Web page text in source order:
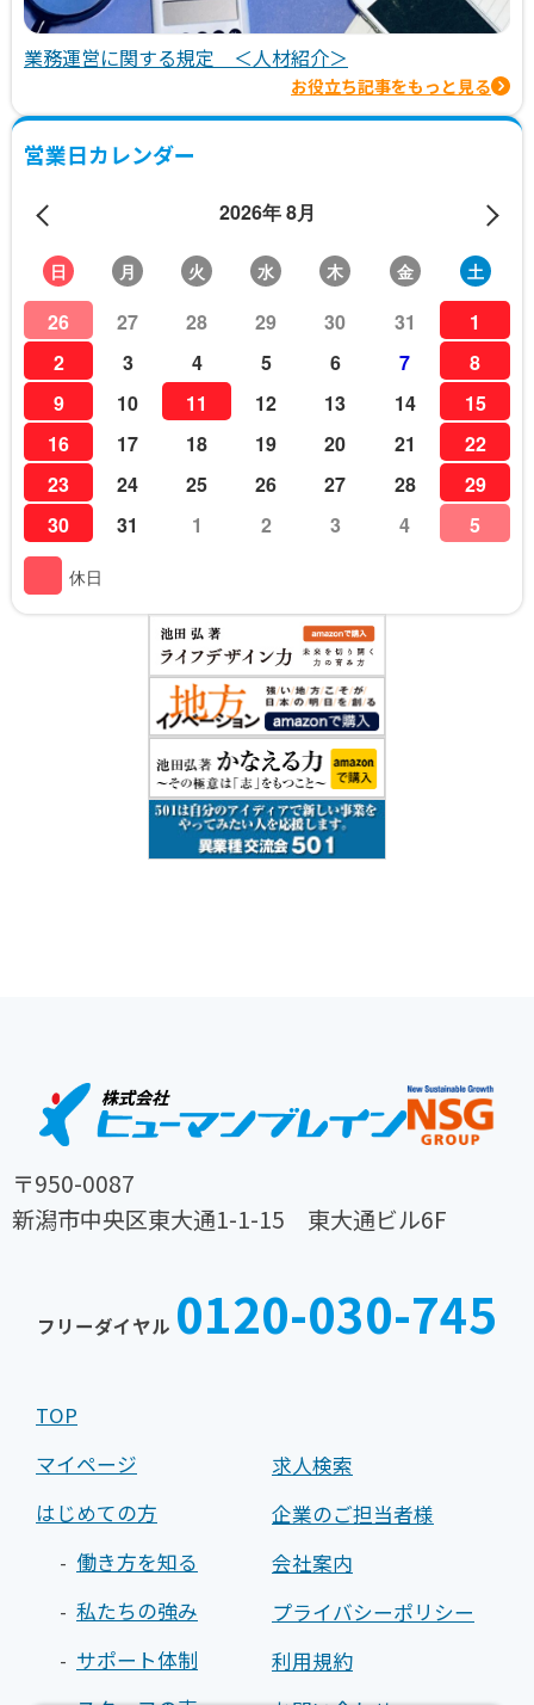
業務運営に関する規定 ＜人材紹介＞
お役立ち記事をもっと見る
営業日カレンダー
2026年 8月
日 月 火 水 木 金 土
26 27 28 29 30 31
1
2
3 4 5 6 7
8
9
10 11 12 13 14
15
16
17 18 19 20 21
22
23
24 25 26 27 28
29
30
31 1 2 3 4 5
休日
〒950-0087
新潟市中央区東大通1-1-15 東大通ビル6F
242-
242-
フリーダイヤル 0120-030-745
TOP
マイページ
はじめての方
働き方を知る
私たちの強み
サポート体制
求人検索
企業のご担当者様
会社案内
プライバシーポリシー
利用規約